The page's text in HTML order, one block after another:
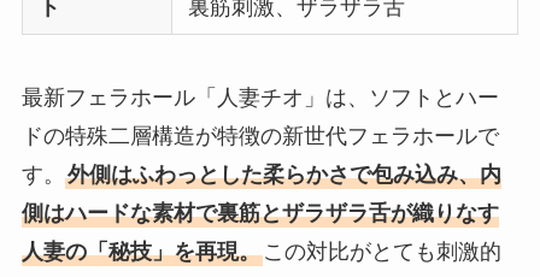
ト
裏筋刺激、ザラザラ舌
最新フェラホール「人妻チオ」は、ソフトとハー
ドの特殊二層構造が特徴の新世代フェラホールで
す。 外側はふわっとした柔らかさで包み込み、内
側はハードな素材で裏筋とザラザラ舌が織りなす
人妻の「秘技」を再現。この対比がとても刺激的